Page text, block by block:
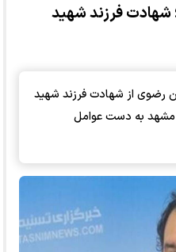
شهادت فرزند شهید
رضوی از شهادت فرزند شهید
به دست عوامل